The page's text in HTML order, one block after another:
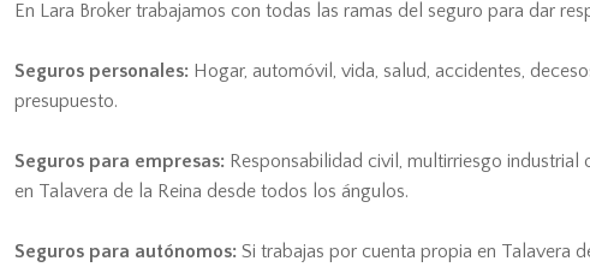
En Lara Broker trabajamos con todas las ramas del seguro para dar
Seguros personales: Hogar, automóvil, vida, salud, accidentes,
presupuesto.
Seguros para empresas: Responsabilidad civil, multirriesgo
en Talavera de la Reina desde todos los ángulos.
Seguros para autónomos: Si trabajas por cuenta propia en Talavera